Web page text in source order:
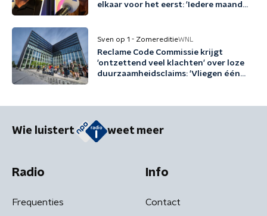
elkaar voor het eerst: 'Iedere maand
Sven op 1 - ZomereditieWNL
Reclame Code Commissie krijgt
'ontzettend veel klachten' over loze
duurzaamheidsclaims: 'Vliegen één
Wie luistert weet meer
Radio
Frequenties
Info
Contact